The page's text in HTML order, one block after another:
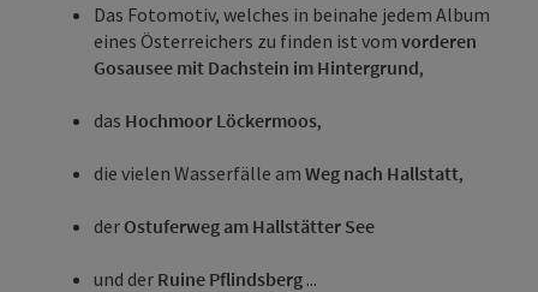
Das Fotomotiv, welches in beinahe jedem Album
eines Österreichers zu finden ist vom vorderen
Gosausee mit Dachstein im Hintergrund,
das Hochmoor Löckermoos,
die vielen Wasserfälle am Weg nach Hallstatt,
der Ostuferweg am Hallstätter See
und der Ruine Pflindsberg ...